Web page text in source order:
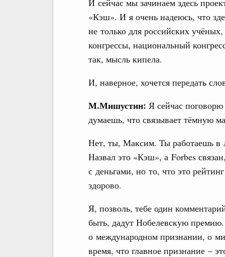
«Кэш». И я очень надеюсь, что
не только для российских
конгрессы, национальный
так, мысль кипела.
И, наверное, хочется передать
М.Мишустин: Я сейчас
думаешь, что связывает тёмную
Нет, ты, Максим. Ты работаешь в
Назвал это «Кэш», а Forbes
с деньгами, но то, что это
здорово.
Я, позволь, тебе один
быть, дадут Нобелевскую
о международном признании, о
время, что главное признание –